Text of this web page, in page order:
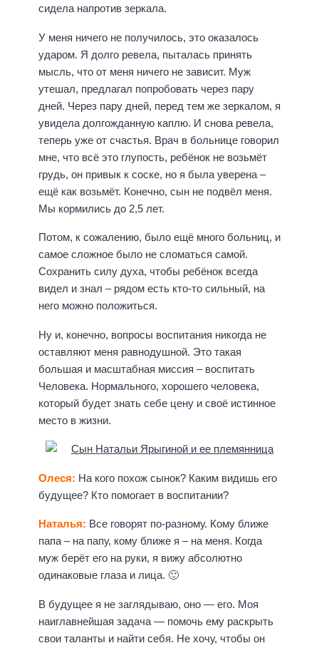
сидела напротив зеркала.
У меня ничего не получилось, это оказалось
ударом. Я долго ревела, пыталась принять
мысль, что от меня ничего не зависит. Муж
утешал, предлагал попробовать через пару
дней. Через пару дней, перед тем же зеркалом, я
увидела долгожданную каплю. И снова ревела,
теперь уже от счастья. Врач в больнице говорил
мне, что всё это глупость, ребёнок не возьмёт
грудь, он привык к соске, но я была уверена –
ещё как возьмёт. Конечно, сын не подвёл меня.
Мы кормились до 2,5 лет.
Потом, к сожалению, было ещё много больниц, и
самое сложное было не сломаться самой.
Сохранить силу духа, чтобы ребёнок всегда
видел и знал – рядом есть кто-то сильный, на
него можно положиться.
Ну и, конечно, вопросы воспитания никогда не
оставляют меня равнодушной. Это такая
большая и масштабная миссия – воспитать
Человека. Нормального, хорошего человека,
который будет знать себе цену и своё истинное
место в жизни.
Олеся: На кого похож сынок? Каким видишь его
будущее? Кто помогает в воспитании?
Наталья: Все говорят по-разному. Кому ближе
папа – на папу, кому ближе я – на меня. Когда
муж берёт его на руки, я вижу абсолютно
одинаковые глаза и лица. 🙂
В будущее я не заглядываю, оно — его. Моя
наиглавнейшая задача — помочь ему раскрыть
свои таланты и найти себя. Не хочу, чтобы он